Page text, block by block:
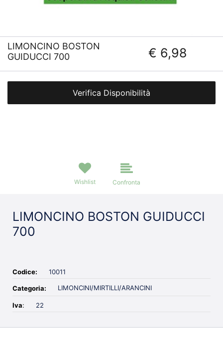
LIMONCINO BOSTON
GUIDUCCI 700
€ 6,98
Verifica Disponibilità
Wishlist Confronta
LIMONCINO BOSTON GUIDUCCI
700
Codice: 10011
Categoria: LIMONCINI/MIRTILLI/ARANCINI
Iva: 22